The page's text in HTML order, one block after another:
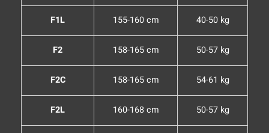
F1L 155-160 cm 40-50 kg
F2 158-165 cm 50-57 kg
F2C 158-165 cm 54-61 kg
F2L 160-168 cm 50-57 kg